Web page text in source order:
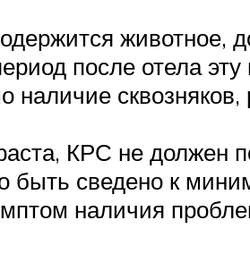
животное,
после отела
наличие
КРС не должен
быть сведено к
наличия